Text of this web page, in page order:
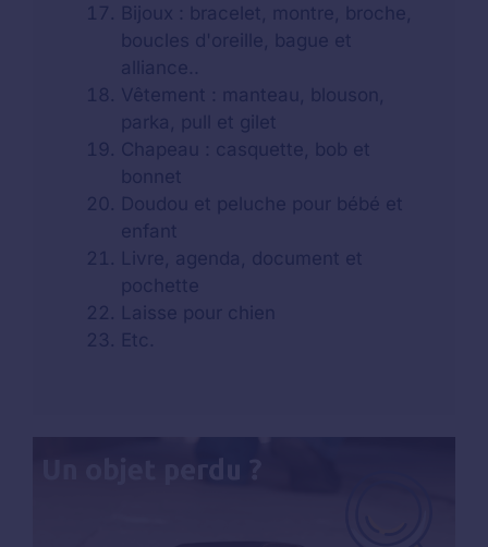
Bijoux : bracelet, montre, broche,
boucles d'oreille, bague et
alliance..
Vêtement : manteau, blouson,
parka, pull et gilet
Chapeau : casquette, bob et
bonnet
Doudou et peluche pour bébé et
enfant
Livre, agenda, document et
pochette
Laisse pour chien
Etc.